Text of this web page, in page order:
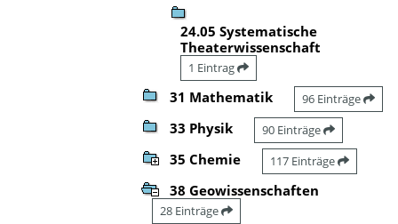
24.05 Systematische
Theaterwissenschaft
1 Eintrag
31 Mathematik 96 Einträge
33 Physik 90 Einträge
35 Chemie 117 Einträge
38 Geowissenschaften
28 Einträge